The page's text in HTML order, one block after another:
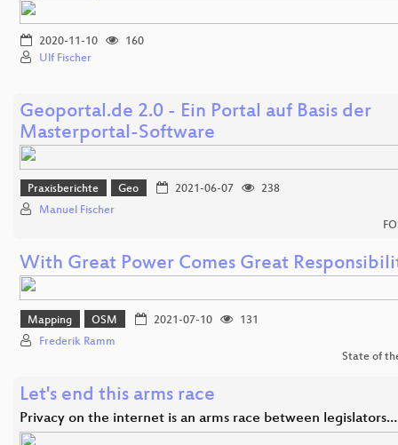
2020-11-10
160
Ulf Fischer
Geoportal.de 2.0 - Ein Portal auf Basis der
Masterportal-Software
Praxisberichte Geo 2021-06-07
238
Manuel Fischer
With Great Power Comes Great
Mapping OSM 2021-07-10
131
Frederik Ramm
State of
Let's end this arms race
Privacy on the internet is an arms race between legislators…